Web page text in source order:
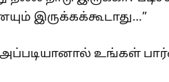
இருக்கக்கூடாது…”
உங்கள்